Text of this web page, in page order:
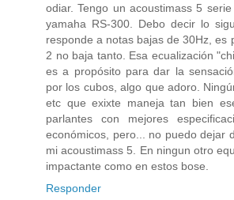
odiar. Tengo un acoustimass 5
yamaha RS-300. Debo decir lo
responde a notas bajas de 30Hz, es
2 no baja tanto. Esa ecualización
es a propósito para dar la
por los cubos, algo que adoro.
etc que exixte maneja tan bien
parlantes con mejores
económicos, pero... no puedo dejar
mi acoustimass 5. En ningun otro
impactante como en estos bose.
Responder